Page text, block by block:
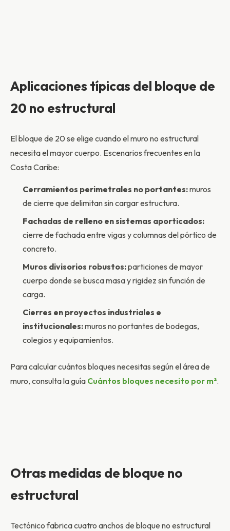
Aplicaciones típicas del bloque de
20 no estructural
El bloque de 20 se elige cuando el muro no estructural
necesita el mayor cuerpo. Escenarios frecuentes en la
Costa Caribe:
Cerramientos perimetrales no portantes:muros
de cierre que delimitan sin cargar estructura.
Fachadas de relleno en sistemas aporticados:
cierre de fachada entre vigas y columnas del pórtico de
concreto.
Muros divisorios robustos:particiones de mayor
cuerpo donde se busca masa y rigidez sin función de
carga.
Cierres en proyectos industriales e
institucionales:muros no portantes de bodegas,
colegios y equipamientos.
Para calcular cuántos bloques necesitas según el área de
muro, consulta la guía Cuántos bloques necesito por m².
Otras medidas de bloque no
estructural
Tectónico fabrica cuatro anchos de bloque no estructural